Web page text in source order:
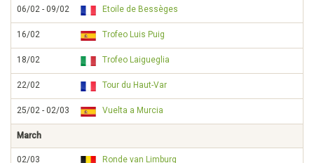
06/02 - 09/02 Etoile de Bessèges
16/02 Trofeo Luis Puig
18/02 Trofeo Laigueglia
22/02 Tour du Haut-Var
25/02 - 02/03 Vuelta a Murcia
March
02/03 Ronde van Limburg